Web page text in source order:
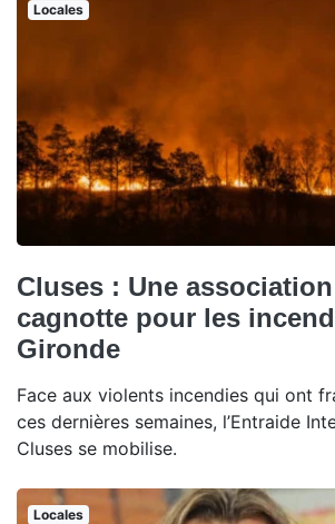
Locales
Cluses : Une
cagnotte pour les
Gironde
Face aux violents incendies qui ont
ces dernières semaines, l’Entraide
Cluses se mobilise.
Locales